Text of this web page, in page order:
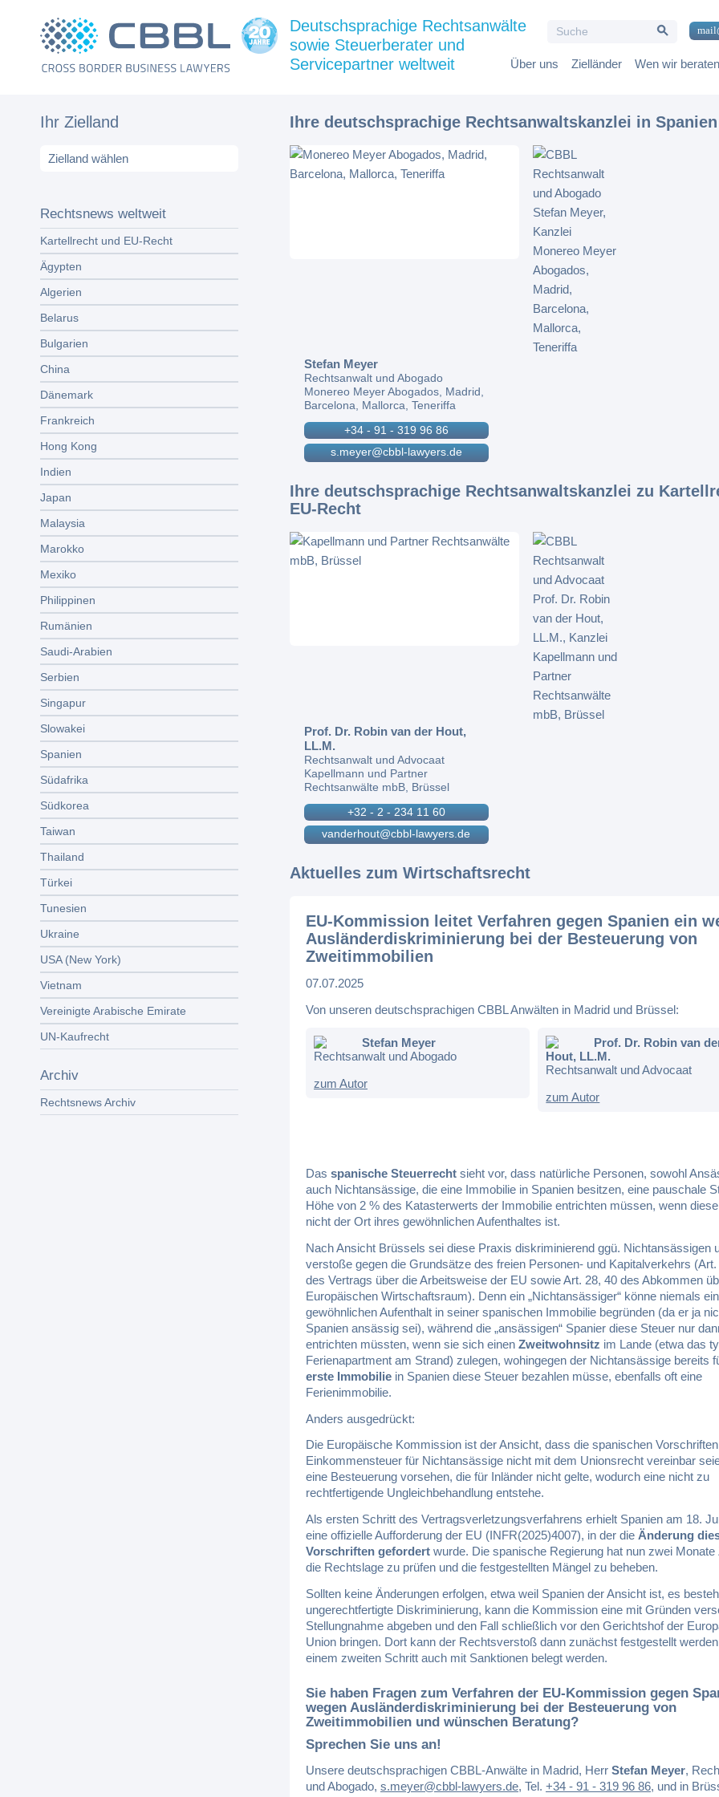
for:
Search Button
Über uns Zielländer Wen wir beraten
Deutschsprachige Rechtsanwälte
sowie Steuerberater und
Servicepartner weltweit
Ihr Zielland
Rechtsnews weltweit
Kartellrecht und EU-Recht
Ägypten
Algerien
Belarus
Bulgarien
China
Dänemark
Frankreich
Hong Kong
Indien
Japan
Malaysia
Marokko
Mexiko
Philippinen
Rumänien
Saudi-Arabien
Serbien
Singapur
Slowakei
Spanien
Südafrika
Südkorea
Taiwan
Thailand
Türkei
Tunesien
Ukraine
USA (New York)
Vietnam
Vereinigte Arabische Emirate
UN-Kaufrecht
Archiv
Rechtsnews Archiv
Ihre deutschsprachige Rechtsanwaltskanzlei in Spanien
Stefan Meyer
Rechtsanwalt und Abogado
Monereo Meyer Abogados, Madrid,
Barcelona, Mallorca, Teneriffa
+34 - 91 - 319 96 86
s.meyer@cbbl-lawyers.de
Ihre deutschsprachige Rechtsanwaltskanzlei zu
EU-Recht
Prof. Dr. Robin van der Hout,
LL.M.
Rechtsanwalt und Advocaat
Kapellmann und Partner
Rechtsanwälte mbB, Brüssel
+32 - 2 - 234 11 60
vanderhout@cbbl-lawyers.de
Aktuelles zum Wirtschaftsrecht
EU-Kommission leitet Verfahren gegen Spanien ein
Ausländerdiskriminierung bei der Besteuerung von
Zweitimmobilien
07.07.2025
Von unseren deutschsprachigen CBBL Anwälten in Madrid und Brüssel:
Stefan Meyer
Rechtsanwalt und Abogado
zum Autor
Prof. Dr. Robin van
Hout, LL.M.
Rechtsanwalt und Advocaat
zum Autor
Das spanische Steuerrechtsieht vor, dass natürliche Personen, sowohl
auch Nichtansässige, die eine Immobilie in Spanien besitzen, eine pauschale
Höhe von 2 % des Katasterwerts der Immobilie entrichten müssen, wenn
nicht der Ort ihres gewöhnlichen Aufenthaltes ist.
Nach Ansicht Brüssels sei diese Praxis diskriminierend ggü. Nichtansässigen
verstoße gegen die Grundsätze des freien Personen- und Kapitalverkehrs (Art.
des Vertrags über die Arbeitsweise der EU sowie Art. 28, 40 des Abkommen
Europäischen Wirtschaftsraum). Denn ein „Nichtansässiger“ könne niemals
gewöhnlichen Aufenthalt in seiner spanischen Immobilie begründen (da er ja
Spanien ansässig sei), während die „ansässigen“ Spanier diese Steuer nur
entrichten müssten, wenn sie sich einen Zweitwohnsitz im Lande (etwa das
Ferienapartment am Strand) zulegen, wohingegen der Nichtansässige bereits
erste Immobiliein Spanien diese Steuer bezahlen müsse, ebenfalls oft eine
Ferienimmobilie.
Anders ausgedrückt:
Die Europäische Kommission ist der Ansicht, dass die spanischen
Einkommensteuer für Nichtansässige nicht mit dem Unionsrecht vereinbar
eine Besteuerung vorsehen, die für Inländer nicht gelte, wodurch eine nicht zu
rechtfertigende Ungleichbehandlung entstehe.
Als ersten Schritt des Vertragsverletzungsverfahrens erhielt Spanien am 18.
eine offizielle Aufforderung der EU (INFR(2025)4007), in der die Änderung
Vorschriften gefordertwurde. Die spanische Regierung hat nun zwei Monate
die Rechtslage zu prüfen und die festgestellten Mängel zu beheben.
Sollten keine Änderungen erfolgen, etwa weil Spanien der Ansicht ist, es
ungerechtfertigte Diskriminierung, kann die Kommission eine mit Gründen
Stellungnahme abgeben und den Fall schließlich vor den Gerichtshof der
Union bringen. Dort kann der Rechtsverstoß dann zunächst festgestellt
einem zweiten Schritt auch mit Sanktionen belegt werden.
Sie haben Fragen zum Verfahren der EU-Kommission gegen
wegen Ausländerdiskriminierung bei der Besteuerung von
Zweitimmobilien und wünschen Beratung?
Sprechen Sie uns an!
Unsere deutschsprachigen CBBL-Anwälte in Madrid, Herr Stefan Meyer,
und Abogado, s.meyer@cbbl-lawyers.de, Tel. +34 - 91 - 319 96 86, und in